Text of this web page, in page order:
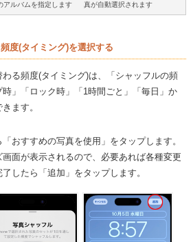
アルバムを指定します
真が自動選択されます
度(タイミング)を選択する
る頻度(タイミング)は、「シャッフルの頻
」「ロック時」「1時間ごと」「毎日」か
ます。
おすすめの写真を使用」をタップします。
面が表示されるので、必要あれば各種変更
したら「追加」をタップします。